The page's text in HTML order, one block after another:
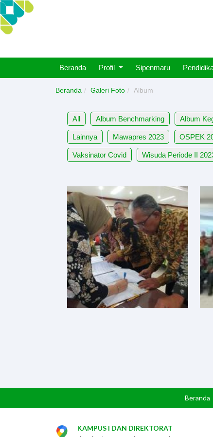
Beranda Profil Sipenmaru
Beranda Galeri Foto Album
All Album Benchmarking Album
Lainnya Mawapres 2023 OSPEK
Vaksinator Covid Wisuda Periode II
Beranda
KAMPUS I DAN DIREKTORAT